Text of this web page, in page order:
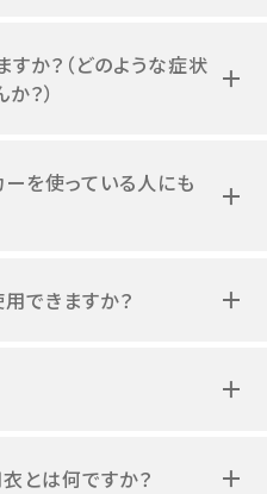
か？（どのような症状
？）
を使っている人にも
できますか？
とは何ですか？